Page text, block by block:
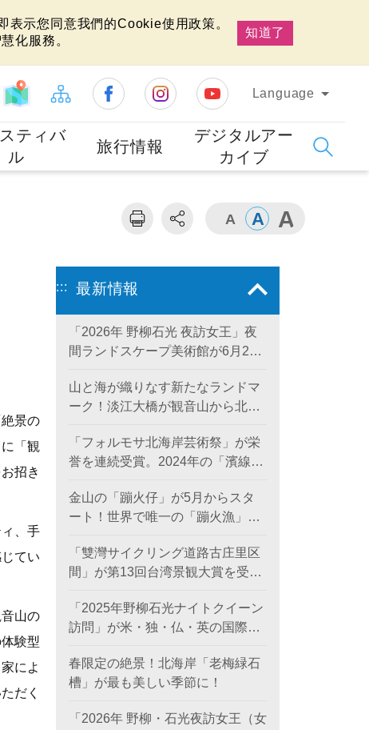
示您同意我們的Cookie使用政策。
化服務。
知道了
Language
ティバ
ル
旅行情報
デジタルアー
カイブ
景の
「観
招き
、手
てい
山の
験型
によ
だく
::: 最新情報
「2026年 野柳石光 夜訪女王」夜
間ランドスケープ美術館が6月28
山と海が織りなす新たなランドマ
ーク！淡江大橋が観音山から北海
出。
「フォルモサ北海岸芸術祭」が栄
誉を連続受賞。2024年の「濱線測
が、ともに2026年アメリカ「MUS
Eデザインアワード（金賞）」を
金山の「蹦火仔」が5月からスタ
ート！世界で唯一の「蹦火漁」が
「雙灣サイクリング道路古庄里区
間」が第13回台湾景観大賞を受賞
「2025年野柳石光ナイトクイーン
訪問」が米・独・仏・英の国際デ
トパワーを照らす
春限定の絶景！北海岸「老梅緑石
槽」が最も美しい季節に！
「2026年 野柳・石光夜訪女王（女